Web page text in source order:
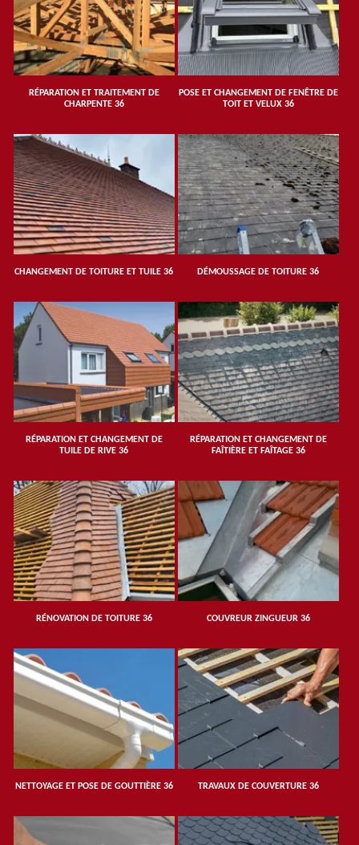
RÉPARATION ET TRAITEMENT DE
CHARPENTE 36
POSE ET CHANGEMENT DE FENÊTRE DE
TOIT ET VELUX 36
CHANGEMENT DE TOITURE ET TUILE 36 DÉMOUSSAGE DE TOITURE 36
RÉPARATION ET CHANGEMENT DE
TUILE DE RIVE 36
RÉPARATION ET CHANGEMENT DE
FAÎTIÈRE ET FAÎTAGE 36
RÉNOVATION DE TOITURE 36 COUVREUR ZINGUEUR 36
NETTOYAGE ET POSE DE GOUTTIÈRE 36 TRAVAUX DE COUVERTURE 36